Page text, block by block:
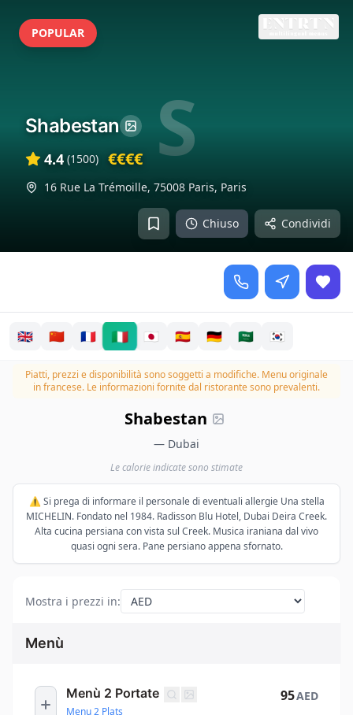
S
POPULAR
Chiuso Condividi
Shabestan
4.4 (1500) €€€€
16 Rue La Trémoille, 75008 Paris, Paris
🇬🇧 🇨🇳 🇫🇷 🇮🇹 🇯🇵 🇪🇸 🇩🇪 🇸🇦 🇰🇷
Piatti, prezzi e disponibilità sono soggetti a modifiche. Menu originale
in francese. Le informazioni fornite dal ristorante sono prevalenti.
Shabestan
— Dubai
Le calorie indicate sono stimate
⚠️ Si prega di informare il personale di eventuali allergie Una stella
MICHELIN. Fondato nel 1984. Radisson Blu Hotel, Dubai Deira Creek.
Alta cucina persiana con vista sul Creek. Musica iraniana dal vivo
quasi ogni sera. Pane persiano appena sfornato.
Mostra i prezzi in:
Menù
Menù 2 Portate
Menu 2 Plats
95AED